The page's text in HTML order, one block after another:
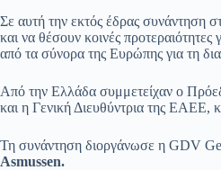
Σε αυτή την εκτός έδρας συνάντηση
και να θέσουν κοινές
από τα σύνορα της Ευρώπης για τη
Από την Ελλάδα συμμετείχαν ο
και η Γενική Διευθύντρια της ΕΑΕΕ,
Τη συνάντηση διοργάνωσε η GDV
Asmussen.